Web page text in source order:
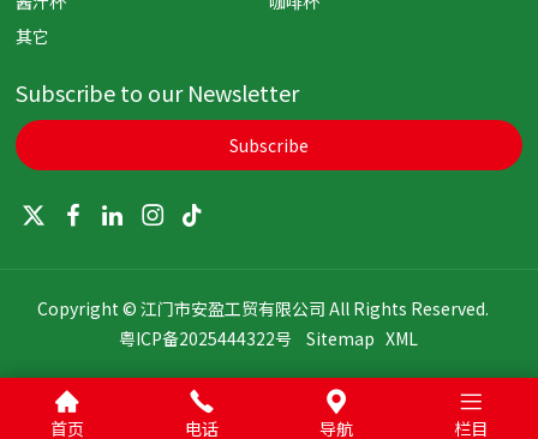
其它
Subscribe to our Newsletter
Subscribe
Copyright © 江门市安盈工贸有限公司 All Rights Reserved.
粤ICP备2025444322号
Sitemap XML
首页 电话 导航 栏目